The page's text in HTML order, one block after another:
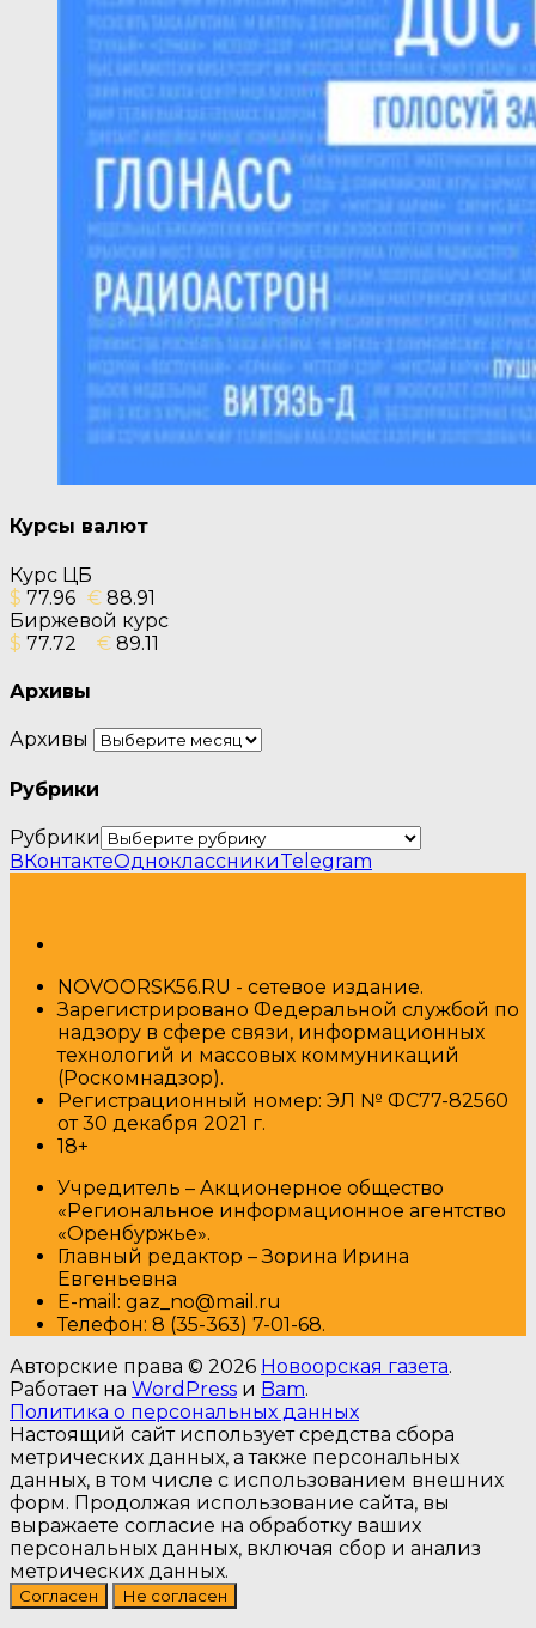
Курсы валют
Курс ЦБ
$ 77.96 € 88.91
Биржевой курс
$ 77.72 € 89.11
Архивы
Архивы
Рубрики
Рубрики
ВКонтактеОдноклассникиTelegram
NOVOORSK56.RU - сетевое издание.
Зарегистрировано Федеральной службой по
надзору в сфере связи, информационных
технологий и массовых коммуникаций
(Роскомнадзор).
Регистрационный номер: ЭЛ № ФС77-82560
от 30 декабря 2021 г.
18+
Учредитель – Акционерное общество
«Региональное информационное агентство
«Оренбуржье».
Главный редактор – Зорина Ирина
Евгеньевна
E-mail: gaz_no@mail.ru
Телефон: 8 (35-363) 7-01-68.
Авторские права © 2026 Новоорская газета.
Работает на WordPress и Bam.
Политика о персональных данных
Настоящий сайт использует средства сбора
метрических данных, а также персональных
данных, в том числе с использованием внешних
форм. Продолжая использование сайта, вы
выражаете согласие на обработку ваших
персональных данных, включая сбор и анализ
метрических данных.
Согласен Не согласен